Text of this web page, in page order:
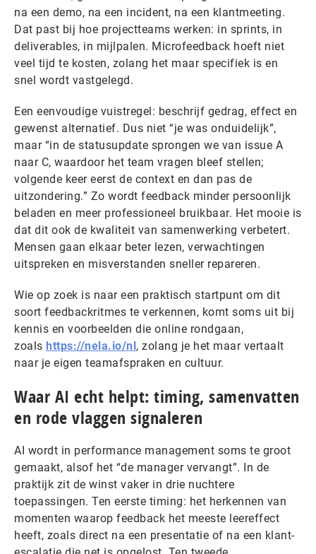
na een demo, na een incident, na een klantmeeting.
Dat past bij hoe projectteams werken: in sprints, in
deliverables, in mijlpalen. Microfeedback hoeft niet
veel tijd te kosten, zolang het maar specifiek is en
snel wordt vastgelegd.
Een eenvoudige vuistregel: beschrijf gedrag, effect en
gewenst alternatief. Dus niet “je was onduidelijk”,
maar “in de statusupdate sprongen we van issue A
naar C, waardoor het team vragen bleef stellen;
volgende keer eerst de context en dan pas de
uitzondering.” Zo wordt feedback minder persoonlijk
beladen en meer professioneel bruikbaar. Het mooie is
dat dit ook de kwaliteit van samenwerking verbetert.
Mensen gaan elkaar beter lezen, verwachtingen
uitspreken en misverstanden sneller repareren.
Wie op zoek is naar een praktisch startpunt om dit
soort feedbackritmes te verkennen, komt soms uit bij
kennis en voorbeelden die online rondgaan,
zoals https://nela.io/nl , zolang je het maar vertaalt
naar je eigen teamafspraken en cultuur.
Waar AI echt helpt: timing, samenvatten
en rode vlaggen signaleren
AI wordt in performance management soms te groot
gemaakt, alsof het “de manager vervangt”. In de
praktijk zit de winst vaker in drie nuchtere
toepassingen. Ten eerste timing: het herkennen van
momenten waarop feedback het meeste leereffect
heeft, zoals direct na een presentatie of na een klant-